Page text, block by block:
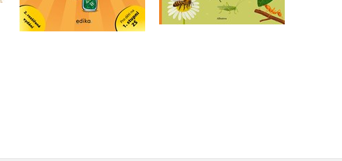
369 Kč
295 Kč 349 Kč
279 Kč